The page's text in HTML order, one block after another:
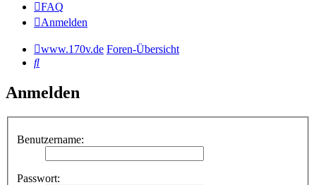
FAQ
Anmelden
www.170v.de Foren-Übersicht
Suche
Anmelden
Benutzername:
Passwort: